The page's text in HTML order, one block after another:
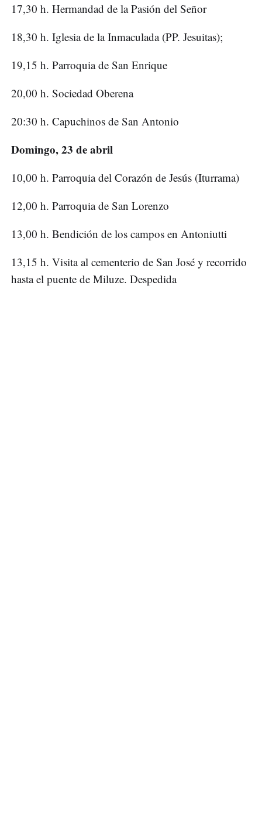
17,30 h. Hermandad de la Pasión del Señor
18,30 h. Iglesia de la Inmaculada (PP. Jesuitas);
19,15 h. Parroquia de San Enrique
20,00 h. Sociedad Oberena
20:30 h. Capuchinos de San Antonio
Domingo, 23 de abril
10,00 h. Parroquia del Corazón de Jesús (Iturrama)
12,00 h. Parroquia de San Lorenzo
13,00 h. Bendición de los campos en Antoniutti
13,15 h. Visita al cementerio de San José y recorrido
hasta el puente de Miluze. Despedida